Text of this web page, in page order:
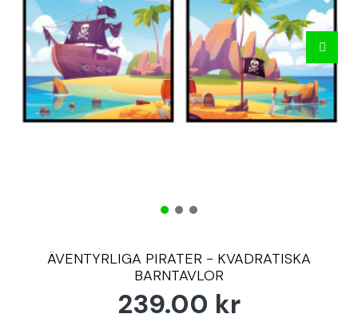
ÄVENTYRLIGA PIRATER - KVADRATISKA
BARNTAVLOR
239.00 kr